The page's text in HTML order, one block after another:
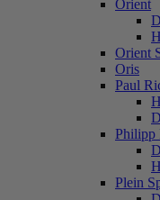
Orient
Orient
Oris
Paul
Philipp
Plein